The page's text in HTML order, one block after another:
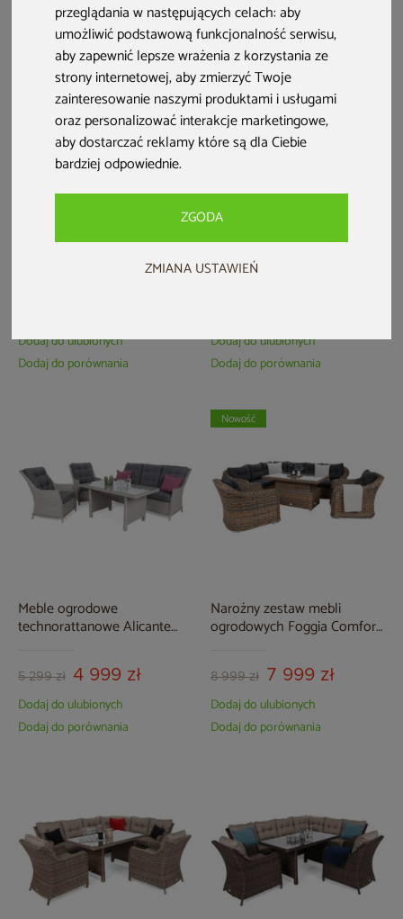
przeglądania w następujących celach:aby
umożliwić podstawową funkcjonalność serwisu,
aby zapewnić lepsze wrażenia z korzystania ze
strony internetowej,aby zmierzyć Twoje
zainteresowanie naszymi produktami i usługami
oraz personalizować interakcje marketingowe,
aby dostarczać reklamy które są dla Ciebie
bardziej odpowiednie.
ZGODA
ZMIANA USTAWIEŃ
Narożny zestaw mebli
ogrodowych Bergamo Ginger
Dodaj do ulubionych
Dodaj do porównania
Meble ogrodowe
technorattanowe Bristol
Dodaj do ulubionych
Dodaj do porównania
Meble ogrodowe
technorattanowe Alicante
5 299 zł 4 999 zł
Dodaj do ulubionych
Dodaj do porównania
Narożny zestaw mebli
ogrodowych Foggia Comfort
8 999 zł 7 999 zł
Nowość
Dodaj do ulubionych
Dodaj do porównania